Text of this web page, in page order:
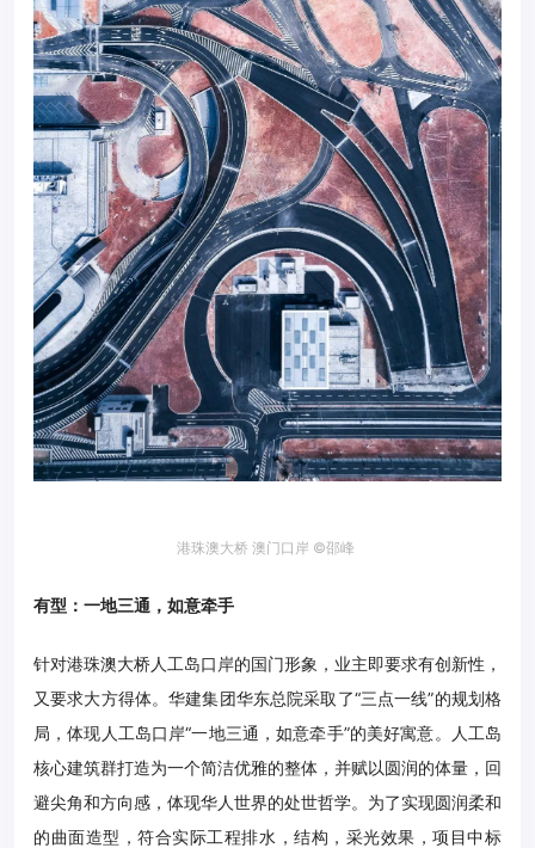
港珠澳大桥 澳门口岸 ©邵峰
有型：一地三通，如意牵手
针对港珠澳大桥人工岛口岸的国门形象，业主即要求有创新性，
又要求大方得体。华建集团华东总院采取了“三点一线”的规划格
局，体现人工岛口岸“一地三通，如意牵手”的美好寓意。
人工岛
核心建筑群打造为一个简洁优雅的整体，并赋以圆润的体量，回
避尖角和方向感，体现华人世界的处世哲学。为了实现圆润柔和
的曲面造型，符合实际工程排水，结构，采光效果，项目中标